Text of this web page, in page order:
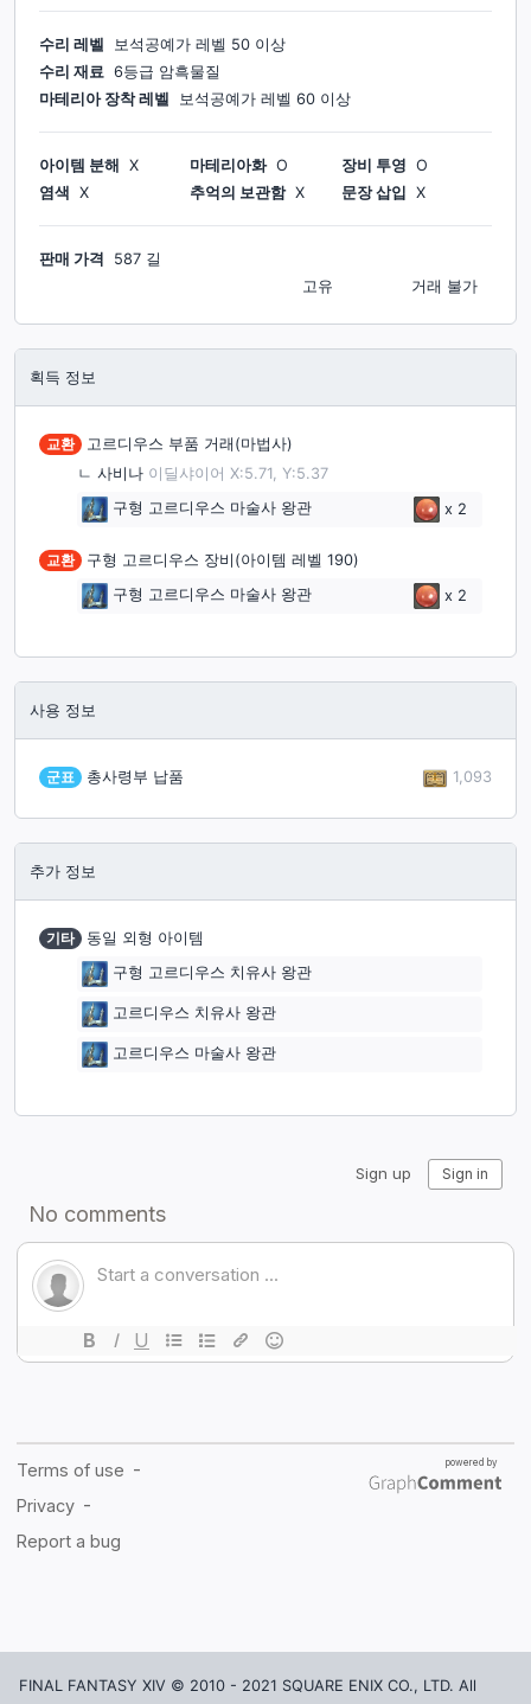
수리 레벨 보석공예가 레벨 50 이상
수리 재료 6등급 암흑물질
마테리아 장착 레벨
보석공예가 레벨 60 이상
아이템 분해 X 마테리아화 O 장비 투영 O
염색
X 추억의 보관함 X 문장 삽입 X
판매 가격
587 길
거래 불가
고유
획득 정보
교환
고르디우스 부품 거래(마법사)
ㄴ 사비나 이딜샤이어 X:5.71, Y:5.37
구형 고르디우스 마술사 왕관
x 2
교환
구형 고르디우스 장비(아이템 레벨 190)
구형 고르디우스 마술사 왕관
x 2
사용 정보
군표 총사령부 납품 1,093
추가 정보
기타
동일 외형 아이템
구형 고르디우스 치유사 왕관
고르디우스 치유사 왕관
고르디우스 마술사 왕관
FINAL FANTASY XIV © 2010 - 2021 SQUARE ENIX CO., LTD. All